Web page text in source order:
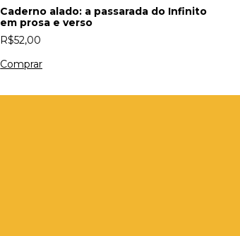
Caderno alado: a passarada do Infinito
em prosa e verso
R$52,00